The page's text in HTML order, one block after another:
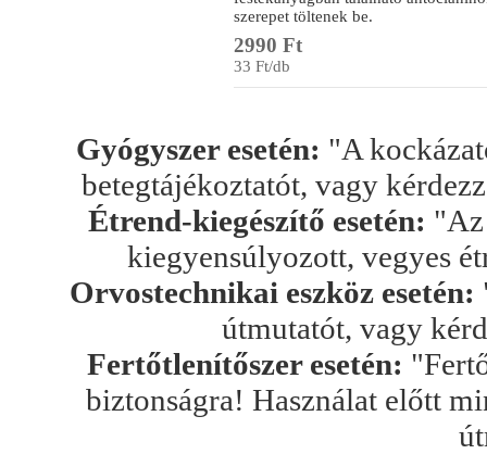
szerepet töltenek be.
2990 Ft
33 Ft/db
Gyógyszer esetén: "A
betegtájékoztatót, vagy
Étrend-kiegészítő esetén: "Az
kiegyensúlyozott, vegyes
Orvostechnikai eszköz esetén:
útmutatót, vagy
Fertőtlenítőszer esetén:
biztonságra! Használat előtt